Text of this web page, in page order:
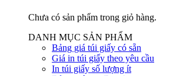
Chưa có sản phẩm trong giỏ hàng.
DANH MỤC SẢN PHẨM
Bảng giá túi giấy có sẵn
Giá in túi giấy theo yêu cầu
In túi giấy số lượng ít